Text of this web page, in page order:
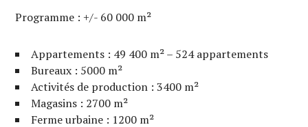
Programme : +/- 60 000 m²
Appartements : 49 400 m² – 524 appartements
Bureaux : 5000 m²
Activités de production : 3400 m²
Magasins : 2700 m²
Ferme urbaine : 1200 m²